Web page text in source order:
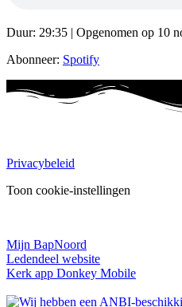
Duur: 29:35 | Opgenomen op 10
Abonneer: Spotify
Privacybeleid
Toon cookie-instellingen
Mijn BapNoord
Ledendeel website
Kerk app Donkey Mobile